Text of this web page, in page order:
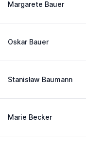
Margarete Bauer
Oskar Bauer
Stanisław Baumann
Marie Becker